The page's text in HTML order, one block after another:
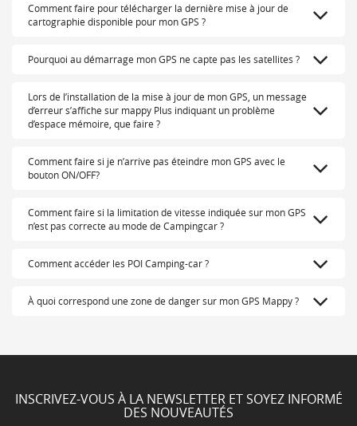
Comment faire pour télécharger la dernière mise à jour de
cartographie disponible pour mon GPS ?
Pourquoi au démarrage mon GPS ne capte pas les satellites ?
Lors de l’installation de la mise à jour de mon GPS, un message
d’erreur s’affiche sur mappy Plus indiquant un problème
d’espace mémoire, que faire ?
Comment faire si je n’arrive pas éteindre mon GPS avec le
bouton ON/OFF?
Comment faire si la limitation de vitesse indiquée sur mon GPS
n’est pas correcte au mode de Campingcar ?
Comment accéder les POI Camping-car ?
À quoi correspond une zone de danger sur mon GPS Mappy ?
INSCRIVEZ-VOUS À LA NEWSLETTER ET SOYEZ INFORMÉ
DES NOUVEAUTÉS